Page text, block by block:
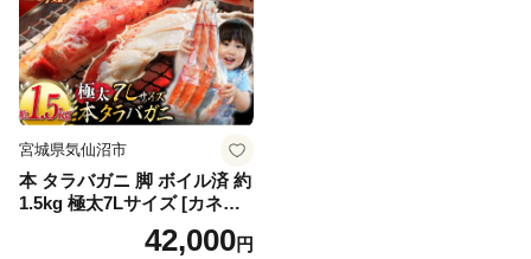
宮城県気仙沼市
本 タラバガニ 脚 ボイル済 約
1.5kg 極太7Lサイズ [カネダ
イ 宮城県 気仙沼市 2056432
6] カニ かに 蟹 たらばがに た
42,000円